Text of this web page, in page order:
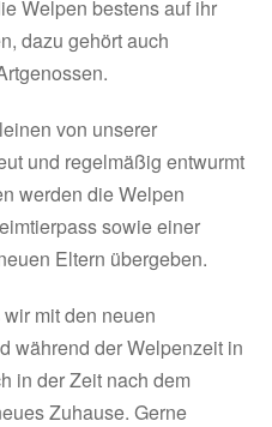
Welpen bestens auf ihr
dazu gehört auch
von unserer
und regelmäßig entwurmt
werden die Welpen
sowie einer
Eltern übergeben.
mit den neuen
während der Welpenzeit in
in der Zeit nach dem
Zuhause. Gerne